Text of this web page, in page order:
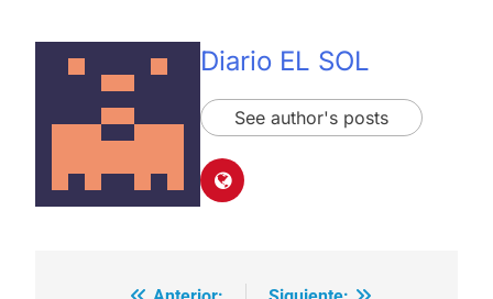
Diario EL SOL
See author's posts